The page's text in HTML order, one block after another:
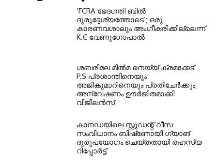
‘FCRA ഭേദഗതി ബിൽ
ദുരുദ്ദേശ്യത്തോടെ’; ഒരു
കാരണവശാലും അംഗീകരിക്കില്ലെന്ന്
K.C വേണുഗോപാൽ
ശബരിമല മിൽമ നെയ്യ് ക്രമക്കേട്:
P.S പ്രശാന്തിനെയും
അജികുമാറിനെയും പ്രതിചേർക്കും;
അന്വേഷണം ഊർജിതമാക്കി
വിജിലൻസ്
കാനഡയിലെ സ്റ്റുഡന്റ് വീസ
സംവിധാനം ബിഷ്‌ണോയി ഗ്യാങ്
ദുരുപയോഗം ചെയ്തതായി രഹസ്യ
റിപ്പോർട്ട്